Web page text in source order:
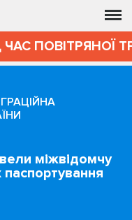
ЧАС ПОВІТРЯНОЇ
міжвідомчу
паспортування